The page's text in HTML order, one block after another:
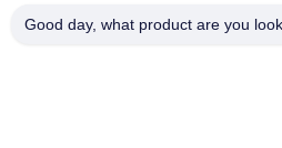
Good day, what product are you